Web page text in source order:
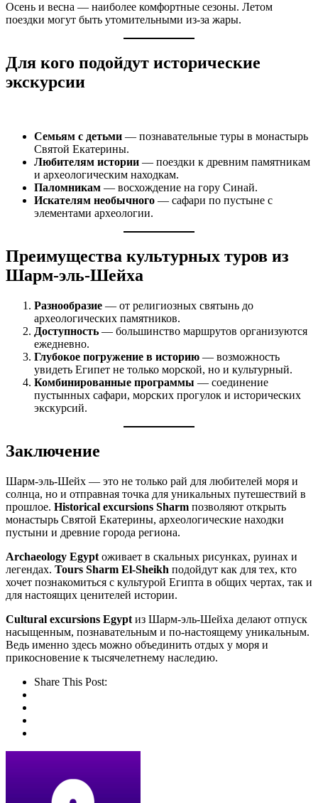
Осень и весна — наиболее комфортные сезоны. Летом
поездки могут быть утомительными из-за жары.
Для кого подойдут исторические
экскурсии
Семьям с детьми — познавательные туры в монастырь
Святой Екатерины.
Любителям истории — поездки к древним памятникам
и археологическим находкам.
Паломникам — восхождение на гору Синай.
Искателям необычного — сафари по пустыне с
элементами археологии.
Преимущества культурных туров из
Шарм-эль-Шейха
Разнообразие — от религиозных святынь до
археологических памятников.
Доступность — большинство маршрутов организуются
ежедневно.
Глубокое погружение в историю — возможность
увидеть Египет не только морской, но и культурный.
Комбинированные программы — соединение
пустынных сафари, морских прогулок и исторических
экскурсий.
Заключение
Шарм-эль-Шейх — это не только рай для любителей моря и
солнца, но и отправная точка для уникальных путешествий в
прошлое. Historical excursions Sharm позволяют открыть
монастырь Святой Екатерины, археологические находки
пустыни и древние города региона.
Archaeology Egypt оживает в скальных рисунках, руинах и
легендах. Tours Sharm El-Sheikh подойдут как для тех, кто
хочет познакомиться с культурой Египта в общих чертах, так и
для настоящих ценителей истории.
Cultural excursions Egypt из Шарм-эль-Шейха делают отпуск
насыщенным, познавательным и по-настоящему уникальным.
Ведь именно здесь можно объединить отдых у моря и
прикосновение к тысячелетнему наследию.
Share This Post: